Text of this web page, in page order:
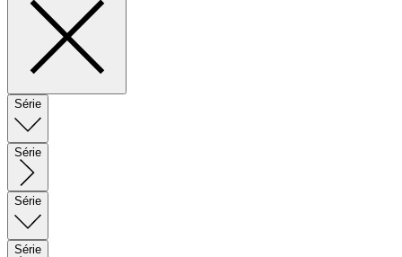
Série
Série
Série
Série